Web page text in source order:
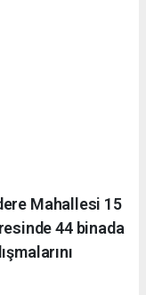
Mahallesi 15
44 binada